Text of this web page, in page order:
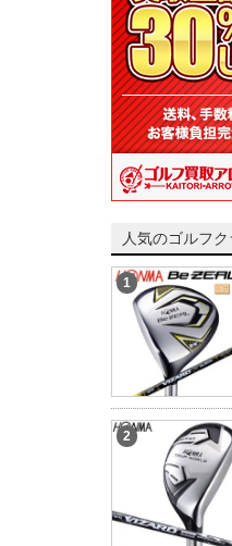
人気のゴルフ
1
2